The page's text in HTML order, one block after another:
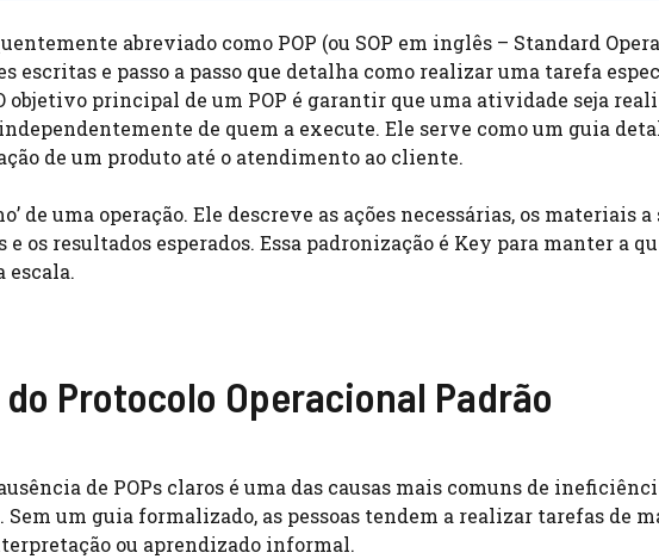
abreviado como POP (ou SOP em inglês – Standard
escritas e passo a passo que detalha como realizar uma tarefa
objetivo principal de um POP é garantir que uma atividade seja
de quem a execute. Ele serve como um guia
de um produto até o atendimento ao cliente.
de uma operação. Ele descreve as ações necessárias, os materiais a
e os resultados esperados. Essa padronização é Key para manter a
escala.
Protocolo Operacional Padrão
de POPs claros é uma das causas mais comuns de
um guia formalizado, as pessoas tendem a realizar tarefas de
ou aprendizado informal.